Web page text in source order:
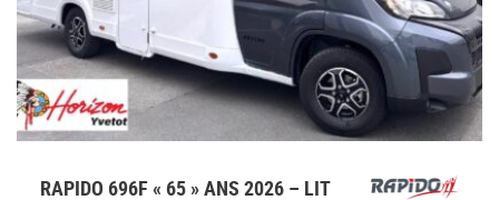
RAPIDO 696F « 65 » ANS 2026 – LIT